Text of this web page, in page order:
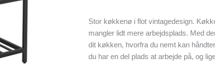
Stor køkkenø i flot vintagedesign.
mangler lidt mere arbejdsplads. Med
dit køkken, hvorfra du nemt kan
du har en del plads at arbejde på, og